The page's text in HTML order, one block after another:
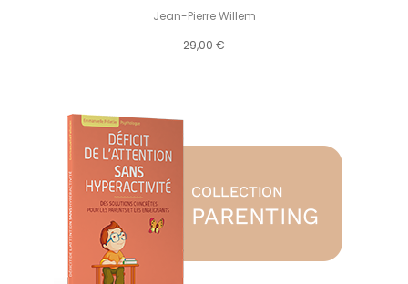
Jean-Pierre Willem
29,00 €